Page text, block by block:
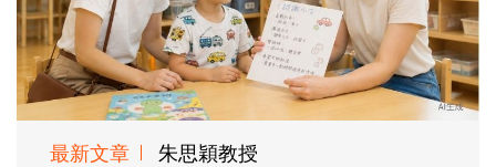
最新文章 朱思穎教授